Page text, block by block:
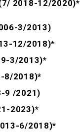
2018-12/2020)*
3/2013)
12/2018)*
3/2013)*
8/2018)*
9 /2021)
2023)*
6/2018)*